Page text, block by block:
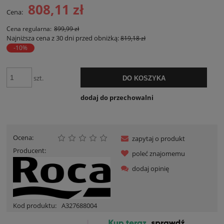
Cena: 808,11 zł
Cena regularna: 899,99 zł
Najniższa cena z 30 dni przed obniżką:819,18 zł
-10%
szt. DO KOSZYKA
dodaj do przechowalni
Ocena:
Producent:
Kod produktu: A327688004
zapytaj o produkt
poleć znajomemu
dodaj opinię